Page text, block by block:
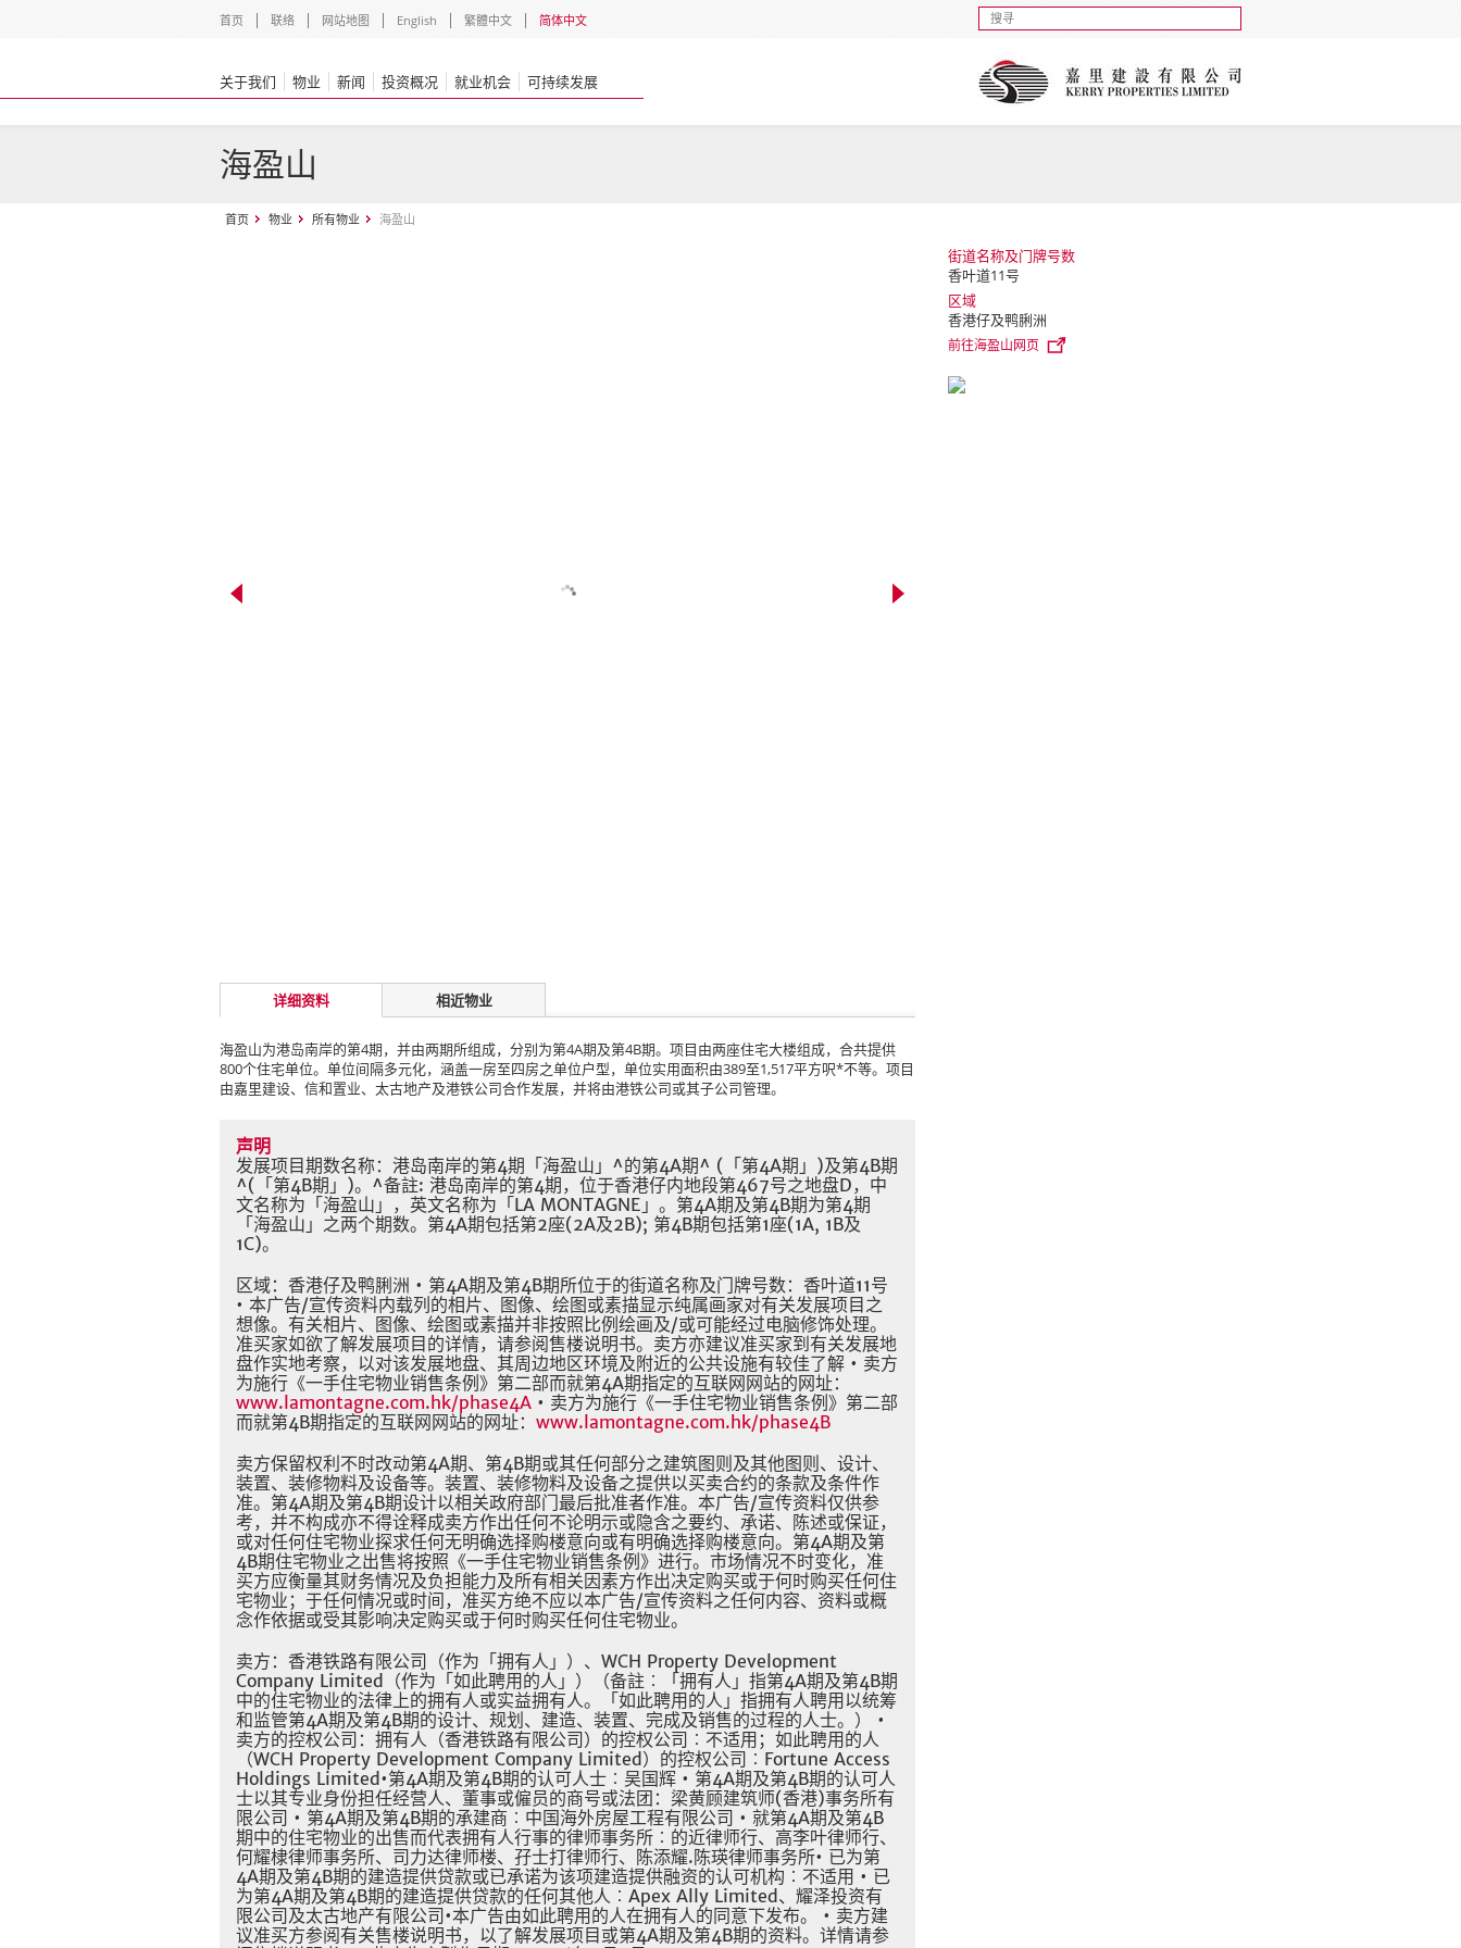
首页 联络 网站地图 English 繁體中文 简体中文
关于我们 物业 新闻 投资概况 就业机会 可持续发展
海盈山
首页 物业 所有物业 海盈山
详细资料 相近物业
海盈山为港岛南岸的第4期，并由两期所组成，分别为第4A期及第4B期。项目由两座住宅大楼组成，合共提供
800个住宅单位。单位间隔多元化，涵盖一房至四房之单位户型，单位实用面积由389至1,517平方呎*不等。项目
由嘉里建设、信和置业、太古地产及港铁公司合作发展，并将由港铁公司或其子公司管理。
声明
发展项目期数名称：港岛南岸的第4期「海盈山」^的第4A期^ (「第4A期」)及第4B期
^(「第4B期」)。^备註: 港岛南岸的第4期，位于香港仔内地段第467号之地盘D，中
文名称为「海盈山」，英文名称为「LA MONTAGNE」。第4A期及第4B期为第4期
「海盈山」之两个期数。第4A期包括第2座(2A及2B); 第4B期包括第1座(1A, 1B及
1C)。
区域：香港仔及鸭脷洲 • 第4A期及第4B期所位于的街道名称及门牌号数：香叶道11号
• 本广告/宣传资料内载列的相片、图像、绘图或素描显示纯属画家对有关发展项目之
想像。有关相片、图像、绘图或素描并非按照比例绘画及/或可能经过电脑修饰处理。
准买家如欲了解发展项目的详情，请参阅售楼说明书。卖方亦建议准买家到有关发展地
盘作实地考察，以对该发展地盘、其周边地区环境及附近的公共设施有较佳了解 • 卖方
为施行《一手住宅物业销售条例》第二部而就第4A期指定的互联网网站的网址：
www.lamontagne.com.hk/phase4A • 卖方为施行《一手住宅物业销售条例》第二部
而就第4B期指定的互联网网站的网址： www.lamontagne.com.hk/phase4B
卖方保留权利不时改动第4A期、第4B期或其任何部分之建筑图则及其他图则、设计、
装置、装修物料及设备等。装置、装修物料及设备之提供以买卖合约的条款及条件作
准。第4A期及第4B期设计以相关政府部门最后批准者作准。本广告/宣传资料仅供参
考，并不构成亦不得诠释成卖方作出任何不论明示或隐含之要约、承诺、陈述或保证，
或对任何住宅物业探求任何无明确选择购楼意向或有明确选择购楼意向。第4A期及第
4B期住宅物业之出售将按照《一手住宅物业销售条例》进行。市场情况不时变化，准
买方应衡量其财务情况及负担能力及所有相关因素方作出决定购买或于何时购买任何住
宅物业；于任何情况或时间，准买方绝不应以本广告/宣传资料之任何内容、资料或概
念作依据或受其影响决定购买或于何时购买任何住宅物业。
卖方：香港铁路有限公司（作为「拥有人」）、WCH Property Development
Company Limited（作为「如此聘用的人」）（备註︰「拥有人」指第4A期及第4B期
中的住宅物业的法律上的拥有人或实益拥有人。「如此聘用的人」指拥有人聘用以统筹
和监管第4A期及第4B期的设计、规划、建造、装置、完成及销售的过程的人士。） •
卖方的控权公司：拥有人（香港铁路有限公司）的控权公司︰不适用；如此聘用的人
（WCH Property Development Company Limited）的控权公司︰Fortune Access
Holdings Limited•第4A期及第4B期的认可人士︰吴国辉 • 第4A期及第4B期的认可人
士以其专业身份担任经营人、董事或僱员的商号或法团：梁黄顾建筑师(香港)事务所有
限公司 • 第4A期及第4B期的承建商︰中国海外房屋工程有限公司 • 就第4A期及第4B
期中的住宅物业的出售而代表拥有人行事的律师事务所︰的近律师行、高李叶律师行、
何耀棣律师事务所、司力达律师楼、孖士打律师行、陈添耀.陈瑛律师事务所• 已为第
4A期及第4B期的建造提供贷款或已承诺为该项建造提供融资的认可机构︰不适用 • 已
为第4A期及第4B期的建造提供贷款的任何其他人︰Apex Ally Limited、耀泽投资有
限公司及太古地产有限公司•本广告由如此聘用的人在拥有人的同意下发布。 • 卖方建
议准买方参阅有关售楼说明书，以了解发展项目或第4A期及第4B期的资料。详情请参
街道名称及门牌号数
香叶道11号
区域
香港仔及鸭脷洲
前往海盈山网页